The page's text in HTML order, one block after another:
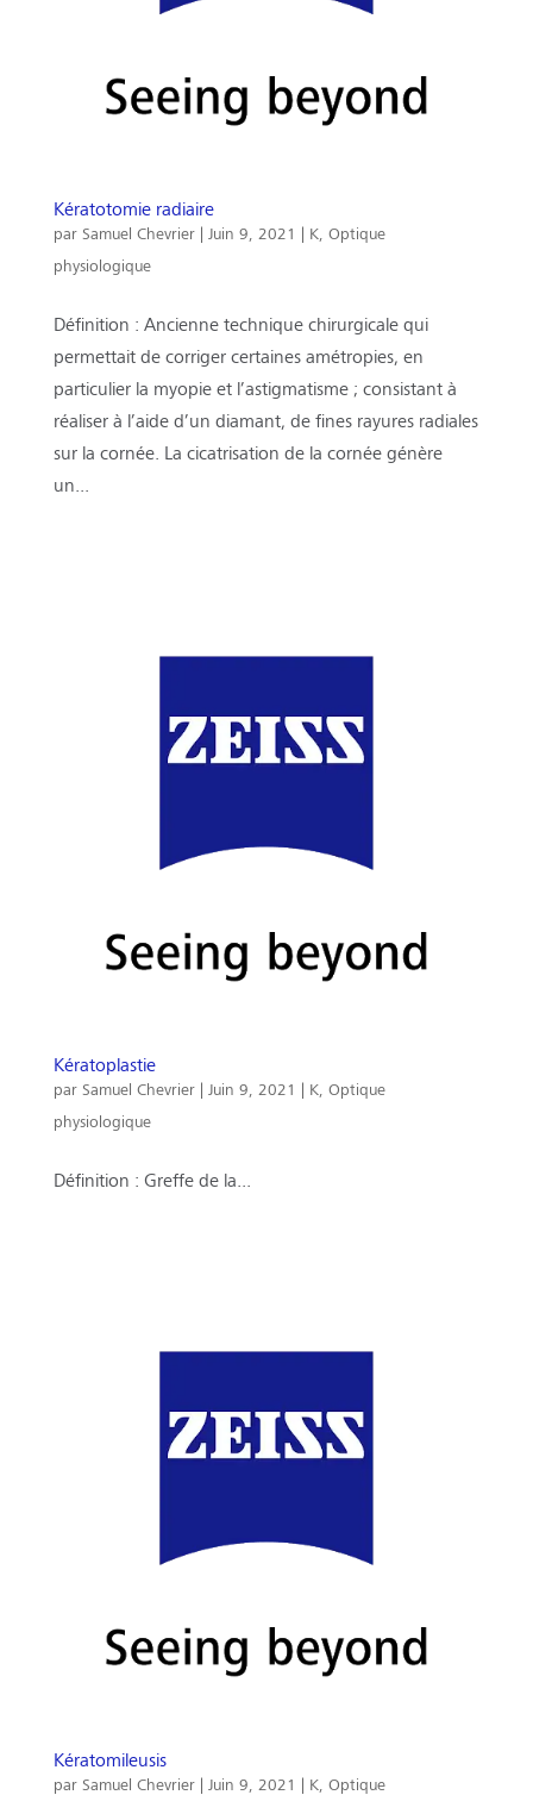
Kératotomie radiaire
par Samuel Chevrier| Juin 9, 2021 | K, Optique
physiologique
Définition : Ancienne technique chirurgicale qui
permettait de corriger certaines amétropies, en
particulier la myopie et l’astigmatisme ; consistant à
réaliser à l’aide d’un diamant, de fines rayures radiales
sur la cornée. La cicatrisation de la cornée génère
un...
Kératoplastie
par Samuel Chevrier| Juin 9, 2021 | K, Optique
physiologique
Définition : Greffe de la...
Kératomileusis
par Samuel Chevrier| Juin 9, 2021 | K, Optique